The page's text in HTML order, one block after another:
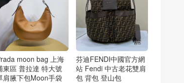
moon bag 上海
東區 普拉達 特大號
肩腋下包Moon手袋
芬迪FENDI中國官方網
站 Fendi 中古老花雙肩
包 背包 登山包